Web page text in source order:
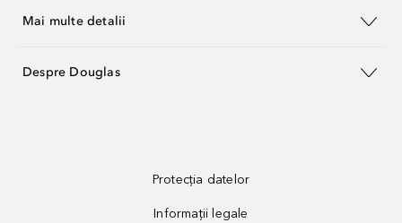
Mai multe detalii
Despre Douglas
Protecția datelor
Informații legale